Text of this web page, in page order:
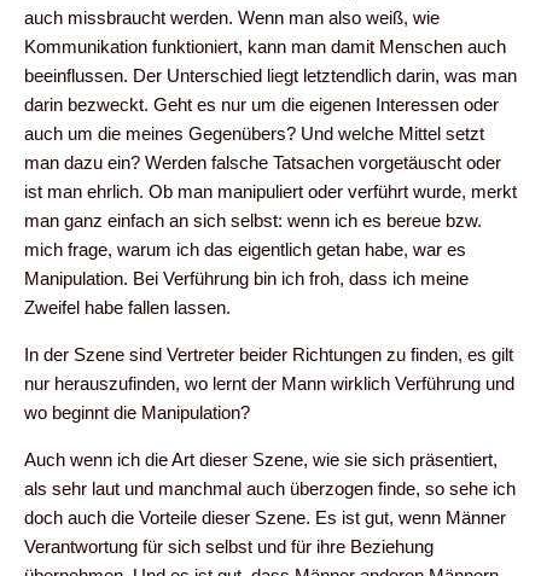
auch missbraucht werden. Wenn man also weiß, wie
Kommunikation funktioniert, kann man damit Menschen auch
beeinflussen. Der Unterschied liegt letztendlich darin, was man
darin bezweckt. Geht es nur um die eigenen Interessen oder
auch um die meines Gegenübers? Und welche Mittel setzt
man dazu ein? Werden falsche Tatsachen vorgetäuscht oder
ist man ehrlich. Ob man manipuliert oder verführt wurde, merkt
man ganz einfach an sich selbst: wenn ich es bereue bzw.
mich frage, warum ich das eigentlich getan habe, war es
Manipulation. Bei Verführung bin ich froh, dass ich meine
Zweifel habe fallen lassen.
In der Szene sind Vertreter beider Richtungen zu finden, es gilt
nur herauszufinden, wo lernt der Mann wirklich Verführung und
wo beginnt die Manipulation?
Auch wenn ich die Art dieser Szene, wie sie sich präsentiert,
als sehr laut und manchmal auch überzogen finde, so sehe ich
doch auch die Vorteile dieser Szene. Es ist gut, wenn Männer
Verantwortung für sich selbst und für ihre Beziehung